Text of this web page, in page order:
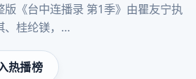
版《台中连播录 第1季》由瞿友宁执
、桂纶镁，…
热播榜